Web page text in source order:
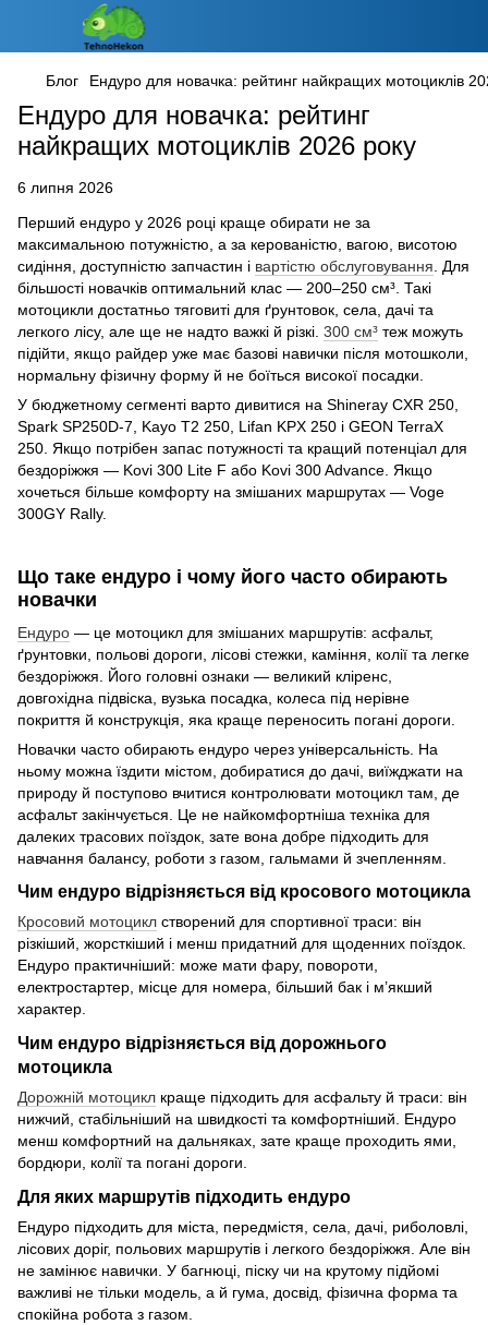
Блог Ендуро для новачка: рейтинг найкращих мотоциклів
Ендуро для новачка: рейтинг
найкращих мотоциклів 2026 року
6 липня 2026
Перший ендуро у 2026 році краще обирати не за
максимальною потужністю, а за керованістю, вагою, висотою
сидіння, доступністю запчастин і вартістю обслуговування . Для
більшості новачків оптимальний клас — 200–250 см³. Такі
мотоцикли достатньо тяговиті для ґрунтовок, села, дачі та
легкого лісу, але ще не надто важкі й різкі. 300 см³ теж можуть
підійти, якщо райдер уже має базові навички після мотошколи,
нормальну фізичну форму й не боїться високої посадки.
У бюджетному сегменті варто дивитися на Shineray CXR 250,
Spark SP250D-7, Kayo T2 250, Lifan KPX 250 і GEON TerraX
250. Якщо потрібен запас потужності та кращий потенціал для
бездоріжжя — Kovi 300 Lite F або Kovi 300 Advance. Якщо
хочеться більше комфорту на змішаних маршрутах — Voge
300GY Rally.
Що таке ендуро і чому його часто обирають
новачки
Ендуро — це мотоцикл для змішаних маршрутів: асфальт,
ґрунтовки, польові дороги, лісові стежки, каміння, колії та легке
бездоріжжя. Його головні ознаки — великий кліренс,
довгохідна підвіска, вузька посадка, колеса під нерівне
покриття й конструкція, яка краще переносить погані дороги.
Новачки часто обирають ендуро через універсальність. На
ньому можна їздити містом, добиратися до дачі, виїжджати на
природу й поступово вчитися контролювати мотоцикл там, де
асфальт закінчується. Це не найкомфортніша техніка для
далеких трасових поїздок, зате вона добре підходить для
навчання балансу, роботи з газом, гальмами й зчепленням.
Чим ендуро відрізняється від кросового мотоцикла
Кросовий мотоцикл створений для спортивної траси: він
різкіший, жорсткіший і менш придатний для щоденних поїздок.
Ендуро практичніший: може мати фару, повороти,
електростартер, місце для номера, більший бак і м’якший
характер.
Чим ендуро відрізняється від дорожнього
мотоцикла
Дорожній мотоцикл краще підходить для асфальту й траси: він
нижчий, стабільніший на швидкості та комфортніший. Ендуро
менш комфортний на дальняках, зате краще проходить ями,
бордюри, колії та погані дороги.
Для яких маршрутів підходить ендуро
Ендуро підходить для міста, передмістя, села, дачі, риболовлі,
лісових доріг, польових маршрутів і легкого бездоріжжя. Але він
не замінює навички. У багнюці, піску чи на крутому підйомі
важливі не тільки модель, а й гума, досвід, фізична форма та
спокійна робота з газом.